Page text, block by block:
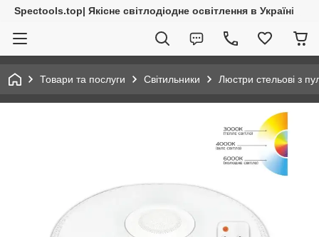
Spectools.top| Якісне світлодіодне освітлення в Україні
Товари та послуги Світильники Люстри стельові з